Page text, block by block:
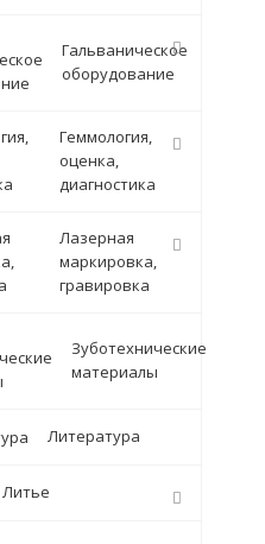
Гальваническое
оборудование
Геммология,
оценка,
диагностика
Лазерная
маркировка,
гравировка
Зуботехнические
материалы
Литература
Литье